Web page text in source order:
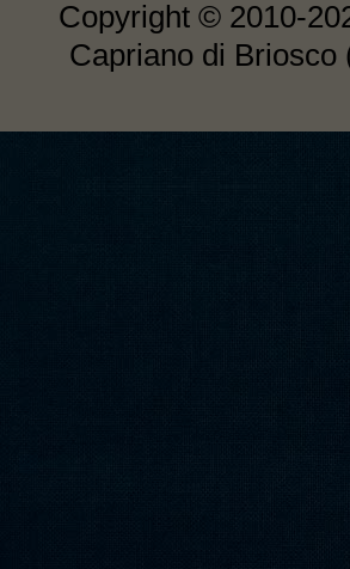
Copyright © 2010-
Capriano di Briosco